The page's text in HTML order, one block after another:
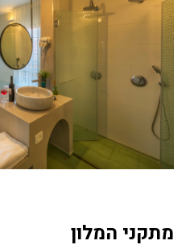
מתקני המלון